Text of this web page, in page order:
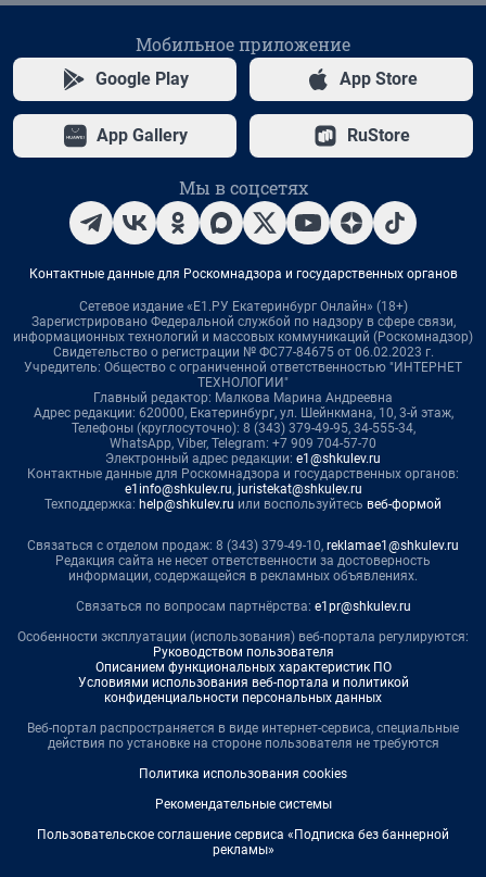
Мобильное приложение
Google Play App Store
App Gallery RuStore
Мы в соцсетях
Контактные данные для Роскомнадзора и государственных органов
Сетевое издание «Е1.РУ Екатеринбург Онлайн» (18+)
Зарегистрировано Федеральной службой по надзору в сфере связи,
информационных технологий и массовых коммуникаций (Роскомнадзор)
Свидетельство о регистрации № ФС77-84675 от 06.02.2023 г.
Учредитель: Общество с ограниченной ответственностью "ИНТЕРНЕТ
ТЕХНОЛОГИИ"
Главный редактор: Малкова Марина Андреевна
Адрес редакции: 620000, Екатеринбург, ул. Шейнкмана, 10, 3-й этаж,
Телефоны (круглосуточно): 8 (343) 379-49-95, 34-555-34,
WhatsApp, Viber, Telegram: +7 909 704-57-70
Электронный адрес редакции: e1@shkulev.ru
Контактные данные для Роскомнадзора и государственных органов:
e1info@shkulev.ru, juristekat@shkulev.ru
Техподдержка: help@shkulev.ru или воспользуйтесь веб-формой
Связаться с отделом продаж: 8 (343) 379-49-10, reklamae1@shkulev.ru
Редакция сайта не несет ответственности за достоверность
информации, содержащейся в рекламных объявлениях.
Связаться по вопросам партнёрства: e1pr@shkulev.ru
Особенности эксплуатации (использования) веб-портала регулируются:
Руководством пользователя
Описанием функциональных характеристик ПО
Условиями использования веб-портала и политикой
конфиденциальности персональных данных
Веб-портал распространяется в виде интернет-сервиса, специальные
действия по установке на стороне пользователя не требуются
Политика использования cookies
Рекомендательные системы
Пользовательское соглашение сервиса «Подписка без баннерной
рекламы»